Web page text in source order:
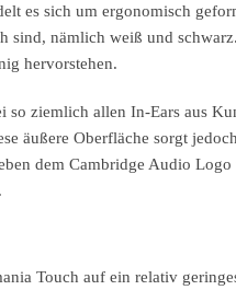
es sich um ergonomisch
nämlich weiß und
hervorstehen.
so ziemlich allen In-Ears aus
äußere Oberfläche sorgt
dem Cambridge Audio
Touch auf ein relativ